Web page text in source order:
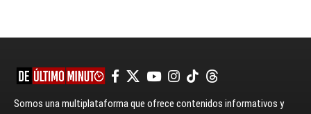
Somos una multiplataforma que ofrece contenidos informativos y